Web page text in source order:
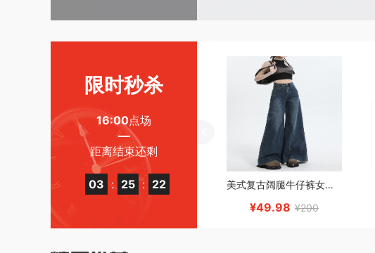
限时秒杀
16:00点场
距离结束还剩
03 : 25 : 21 美式复古阔腿牛仔裤女夏季2024新款高腰宽松显瘦垂感喇叭拖地裙裤
¥49.98 ¥200